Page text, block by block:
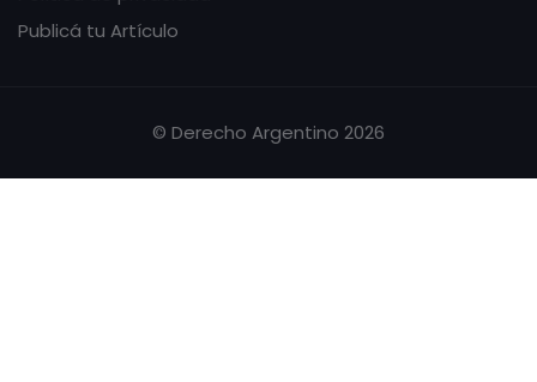
Publicá tu Artículo
© Derecho Argentino 2026